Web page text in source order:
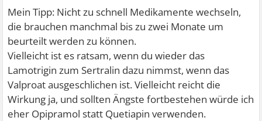
Mein Tipp: Nicht zu schnell Medikamente wechseln,
die brauchen manchmal bis zu zwei Monate um
beurteilt werden zu können.
Vielleicht ist es ratsam, wenn du wieder das
Lamotrigin zum Sertralin dazu nimmst, wenn das
Valproat ausgeschlichen ist. Vielleicht reicht die
Wirkung ja, und sollten Ängste fortbestehen würde ich
eher Opipramol statt Quetiapin verwenden.